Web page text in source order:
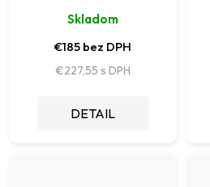
Skladom
€185 bez DPH
€227,55
DETAIL